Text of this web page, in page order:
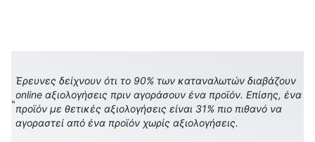
Έρευνες δείχνουν ότι το 90% των καταναλωτών διαβάζουν
online αξιολογήσεις πριν αγοράσουν ένα προϊόν. Επίσης, ένα
προϊόν με θετικές αξιολογήσεις είναι 31% πιο πιθανό να
αγοραστεί από ένα προϊόν χωρίς αξιολογήσεις.